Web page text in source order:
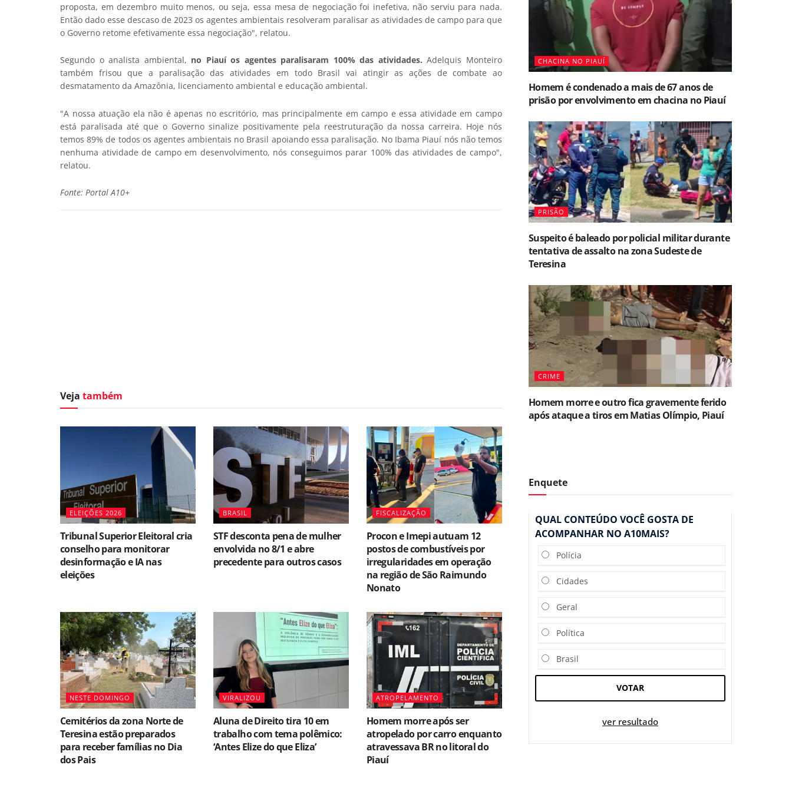
proposta, em dezembro muito menos, ou seja, essa mesa de negociação foi inefetiva, não serviu para nada.
Então dado esse descaso de 2023 os agentes ambientais resolveram paralisar as atividades de campo para que
o Governo retome efetivamente essa negociação", relatou.
Segundo o analista ambiental, no Piauí os agentes paralisaram 100% das atividades. Adelquis Monteiro
também frisou que a paralisação das atividades em todo Brasil vai atingir as ações de combate ao
desmatamento da Amazônia, licenciamento ambiental e educação ambiental.
"A nossa atuação ela não é apenas no escritório, mas principalmente em campo e essa atividade em campo
está paralisada até que o Governo sinalize positivamente pela reestruturação da nossa carreira. Hoje nós
temos 89% de todos os agentes ambientais no Brasil apoiando essa paralisação. No Ibama Piauí nós não temos
nenhuma atividade de campo em desenvolvimento, nós conseguimos parar 100% das atividades de campo",
relatou.
Fonte: Portal A10+
Veja também
ELEIÇÕES 2026
Tribunal Superior Eleitoral cria
conselho para monitorar
desinformação e IA nas
eleições
BRASIL
STF desconta pena de mulher
envolvida no 8/1 e abre
precedente para outros casos
FISCALIZAÇÃO
Procon e Imepi autuam 12
postos de combustíveis por
irregularidades em operação
na região de São Raimundo
Nonato
NESTE DOMINGO
Cemitérios da zona Norte de
Teresina estão preparados
para receber famílias no Dia
dos Pais
VIRALIZOU
Aluna de Direito tira 10 em
trabalho com tema polêmico:
‘Antes Elize do que Eliza’
ATROPELAMENTO
Homem morre após ser
atropelado por carro enquanto
atravessava BR no litoral do
Piauí
CHACINA NO PIAUÍ
Homem é condenado a mais de 67 anos de
prisão por envolvimento em chacina no Piauí
PRISÃO
Suspeito é baleado por policial militar durante
tentativa de assalto na zona Sudeste de
Teresina
CRIME
Homem morre e outro fica gravemente ferido
após ataque a tiros em Matias Olímpio, Piauí
Enquete
QUAL CONTEÚDO VOCÊ GOSTA DE
ACOMPANHAR NO A10MAIS?
Polícia
Cidades
Geral
Política
Brasil
VOTAR
ver resultado